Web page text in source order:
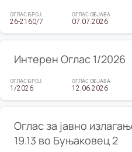
ОГЛАС БРОЈ
26-2160/7
ОГЛАС ОБЈАВА
07.07.2026
Интерен Оглас 1/2026
ОГЛАС БРОЈ
1/2026
ОГЛАС ОБЈАВА
12.06.2026
Оглас за јавно
19.13 во Буњаковец 2